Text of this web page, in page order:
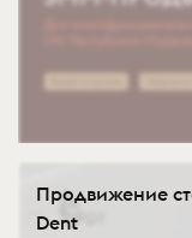
Продвижение
Dent